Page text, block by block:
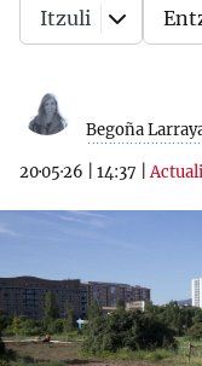
Begoña
20·05·26 14:37 |
Itzuli